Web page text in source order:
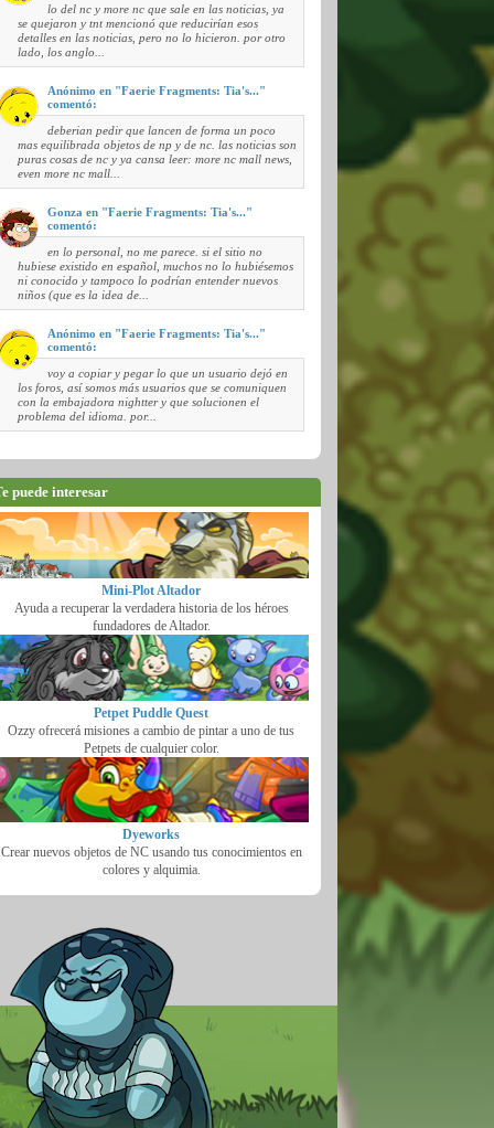
lo del nc y more nc que sale en las noticias, ya
se quejaron y tnt mencionó que reducirían esos
detalles en las noticias, pero no lo hicieron. por otro
lado, los anglo...
Anónimo en "Faerie Fragments: Tia's..."
comentó:
deberian pedir que lancen de forma un poco
mas equilibrada objetos de np y de nc. las noticias son
puras cosas de nc y ya cansa leer: more nc mall news,
even more nc mall...
Gonza en "Faerie Fragments: Tia's..."
comentó:
en lo personal, no me parece. si el sitio no
hubiese existido en español, muchos no lo hubiésemos
ni conocido y tampoco lo podrían entender nuevos
niños (que es la idea de...
Anónimo en "Faerie Fragments: Tia's..."
comentó:
voy a copiar y pegar lo que un usuario dejó en
los foros, así somos más usuarios que se comuniquen
con la embajadora nightter y que solucionen el
problema del idioma. por...
puede interesar
Mini-Plot Altador
Ayuda a recuperar la verdadera historia de los héroes
fundadores de Altador.
Petpet Puddle Quest
Ozzy ofrecerá misiones a cambio de pintar a uno de tus
Petpets de cualquier color.
Dyeworks
Crear nuevos objetos de NC usando tus conocimientos en
colores y alquimia.